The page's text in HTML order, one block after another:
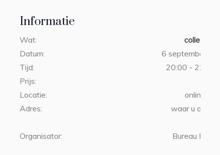
Informatie
Wat:
Datum:
6 september
Tijd:
20:00 - 22:00
Prijs:
Locatie:
online
Adres:
waar u ook
Organisator: Bureau